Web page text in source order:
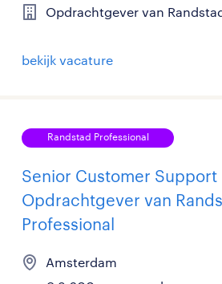
Opdrachtgever van
bekijk vacature
Randstad Professional
Senior Customer
Opdrachtgever van
Professional
Amsterdam